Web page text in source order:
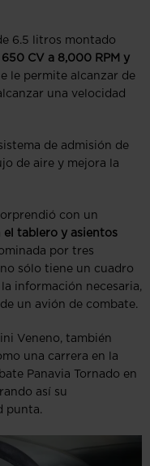
6.5 litros montado
CV a 8,000 RPM y
le permite alcanzar de
una velocidad
de admisión de
de aire y mejora la
con un
tablero y asientos
por tres
sólo tiene un cuadro
información necesaria,
un avión de combate​.
Veneno, también
una carrera en la
Panavia Tornado en
así su
punta​​.